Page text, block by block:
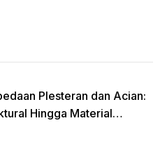
Plesteran dan Acian:
Hingga Material